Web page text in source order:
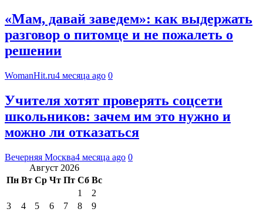
«Мам, давай заведем»: как выдержать
разговор о питомце и не пожалеть о
решении
WomanHit.ru4 месяца ago 0
Учителя хотят проверять соцсети
школьников: зачем им это нужно и
можно ли отказаться
Вечерняя Москва4 месяца ago 0
Август 2026
Пн Вт Ср Чт Пт Сб Вс
1
2
3
4 5 6 7 8
9